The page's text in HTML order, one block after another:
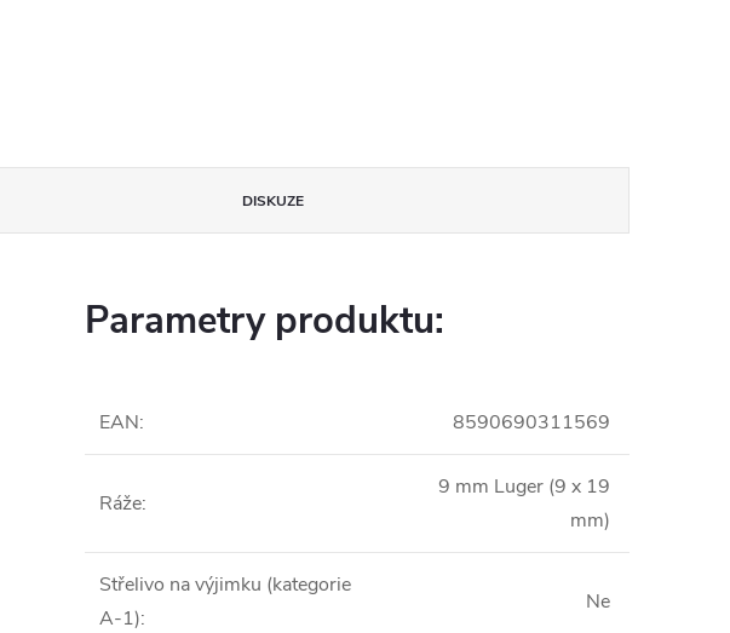
DISKUZE
Parametry produktu:
EAN: 8590690311569
Ráže:
9 mm Luger (9 x 19
mm)
Střelivo na výjimku (kategorie
A-1):
Ne